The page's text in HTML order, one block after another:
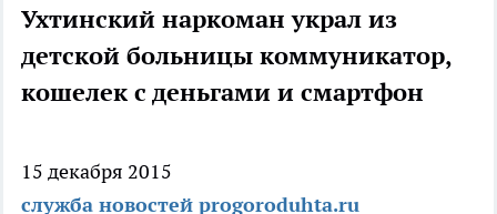
Ухтинский наркоман украл из
детской больницы коммуникатор,
кошелек с деньгами и смартфон
15 декабря 2015
служба новостей progoroduhta.ru